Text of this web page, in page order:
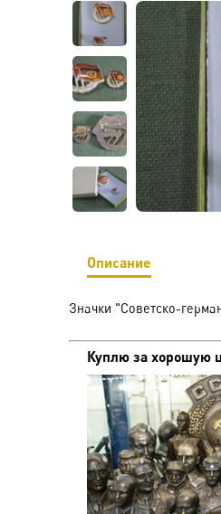
Описание
Значки "Советско-
Куплю за хорошую